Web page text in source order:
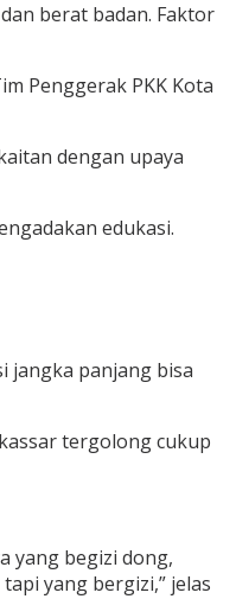
berat badan. Faktor
Penggerak PKK Kota
dengan upaya
edukasi.
jangka panjang bisa
tergolong cukup
yang begizi dong,
yang bergizi,” jelas